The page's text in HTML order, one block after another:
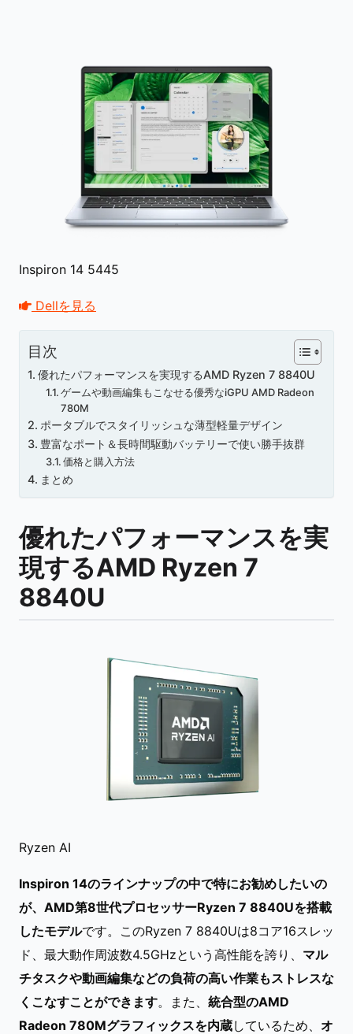
Inspiron 14 5445
Dellを見る
目次
優れたパフォーマンスを実現するAMD Ryzen 7 8840U
ゲームや動画編集もこなせる優秀なiGPU AMD Radeon
780M
ポータブルでスタイリッシュな薄型軽量デザイン
豊富なポート＆長時間駆動バッテリーで使い勝手抜群
価格と購入方法
まとめ
優れたパフォーマンスを実
現するAMD Ryzen 7
8840U
Ryzen AI
Inspiron 14のラインナップの中で特にお勧めしたいの
が、AMD第8世代プロセッサーRyzen 7 8840Uを搭載
したモデルです。このRyzen 7 8840Uは8コア16スレッ
ド、最大動作周波数4.5GHzという高性能を誇り、 マル
チタスクや動画編集などの負荷の高い作業もストレスな
くこなすことができます。また、 統合型のAMD
Radeon 780Mグラフィックスを内蔵しているため、 オ